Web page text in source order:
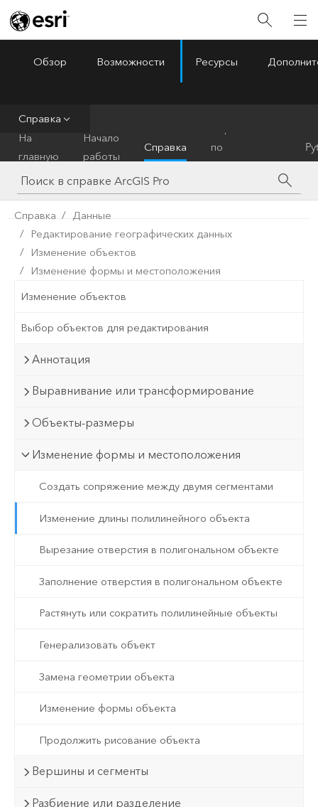
ArcGIS Pro
Обзор Возможности Ресурсы
Справка
На
главную
Начало
работы
Справка
по
инструментам
Справка
Данные
Редактирование географических данных
Изменение объектов
Изменение формы и местоположения
Изменение объектов
Выбор объектов для редактирования
Аннотация
Выравнивание или трансформирование
Объекты-размеры
Изменение формы и местоположения
Создать сопряжение между двумя сегментами
Изменение длины полилинейного объекта
Вырезание отверстия в полигональном объекте
Заполнение отверстия в полигональном объекте
Растянуть или сократить полилинейные объекты
Генерализовать объект
Замена геометрии объекта
Изменение формы объекта
Продолжить рисование объекта
Вершины и сегменты
Разбиение или разделение